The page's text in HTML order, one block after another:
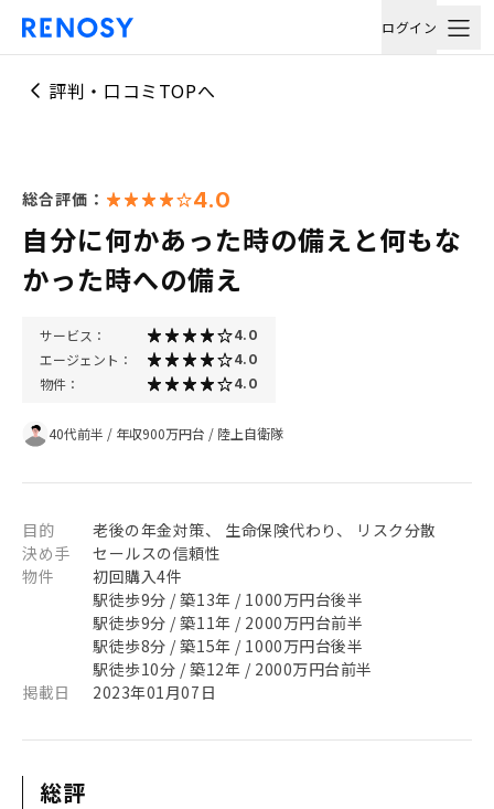
ログイン
評判・口コミTOPへ
総合評価： 4.0
自分に何かあった時の備えと何もな
かった時への備え
サービス： 4.0
エージェント： 4.0
物件： 4.0
40代前半 / 年収900万円台 / 陸上自衛隊
目的
老後の年金対策、 生命保険代わり、 リスク分散
決め手
セールスの信頼性
物件
初回購入4件
駅徒歩9分 / 築13年 / 1000万円台後半
駅徒歩9分 / 築11年 / 2000万円台前半
駅徒歩8分 / 築15年 / 1000万円台後半
駅徒歩10分 / 築12年 / 2000万円台前半
掲載日
2023年01月07日
総評